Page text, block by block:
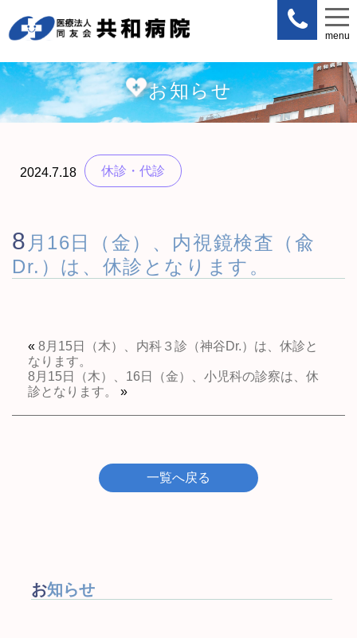
menu
お知らせ
お知らせ
2024.7.18 休診・代診
8 月16日（金）、内視鏡検査（兪
Dr.）は、休診となります。
« 8月15日（木）、内科３診（神谷Dr.）は、休診と
なります。
8月15日（木）、16日（金）、小児科の診察は、休
診となります。
»
一覧へ戻る